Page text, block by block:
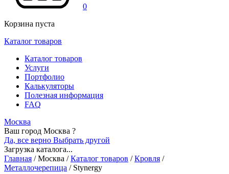
0
Корзина пуста
Каталог товаров
Каталог товаров
Услуги
Портфолио
Калькуляторы
Полезная информация
FAQ
Москва
Ваш город Москва ?
Да, все верно Выбрать другой
Загрузка каталога...
Главная /Москва / Каталог товаров / Кровля /
Металлочерепица /Stynergy